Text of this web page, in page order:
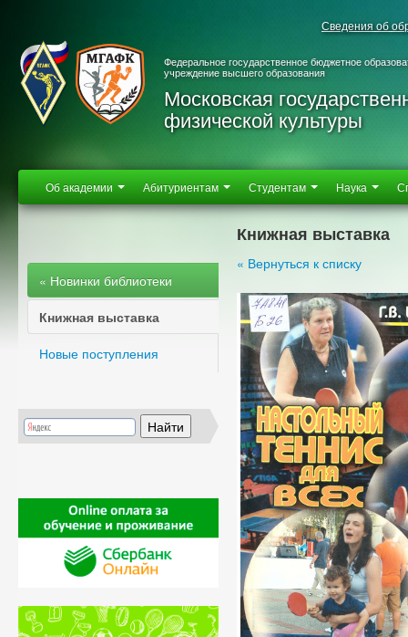
Сведения об
Федеральное государственное бюджетное
учреждение высшего образования
Московская
физической культуры
Об академии Абитуриентам Студентам Наука
« Новинки библиотеки
Книжная выставка
Новые поступления
Книжная выставка
« Вернуться к списку